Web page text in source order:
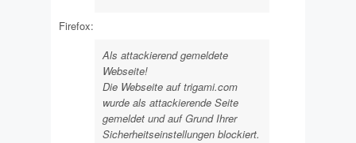
Firefox:
Als attackierend gemeldete
Webseite!
Die Webseite auf trigami.com
wurde als attackierende Seite
gemeldet und auf Grund Ihrer
Sicherheitseinstellungen blockiert.